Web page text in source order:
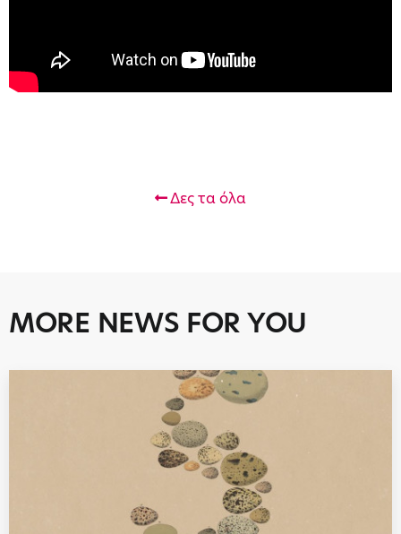
Δες τα όλα
MORE NEWS FOR YOU